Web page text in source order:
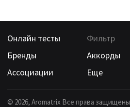
Онлайн тесты Фильтр
Бренды
Аккорды
Ассоциации
Еще
© 2026, Aromatrix Все права защищены